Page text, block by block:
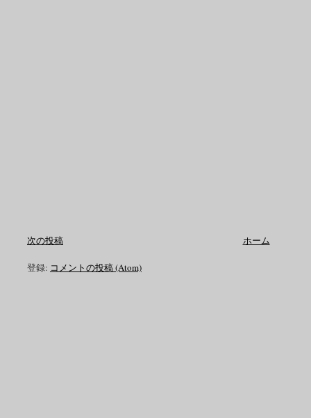
次の投稿 ホーム
登録: コメントの投稿 (Atom)